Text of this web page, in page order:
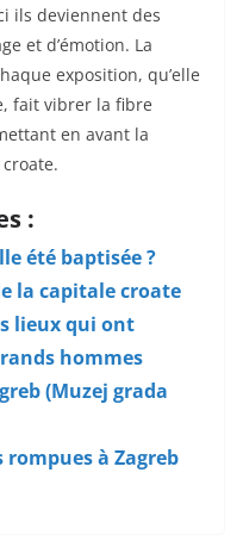
ils deviennent des
et d’émotion. La
exposition, qu’elle
fait vibrer la fibre
en avant la
:
été baptisée ?
la capitale croate
lieux qui ont
hommes
(Muzej grada
rompues à Zagreb